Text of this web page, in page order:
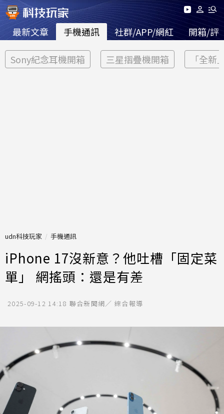
最新文章 手機通訊 社群/APP/網紅 開箱/評
Sony紀念耳機開箱 三星摺疊機開箱 「全新
udn科技玩家 手機通訊
iPhone 17沒新意？他吐槽「固定菜
單」 網搖頭：還是有差
2025-09-12 14:18 聯合新聞網／ 綜合報導